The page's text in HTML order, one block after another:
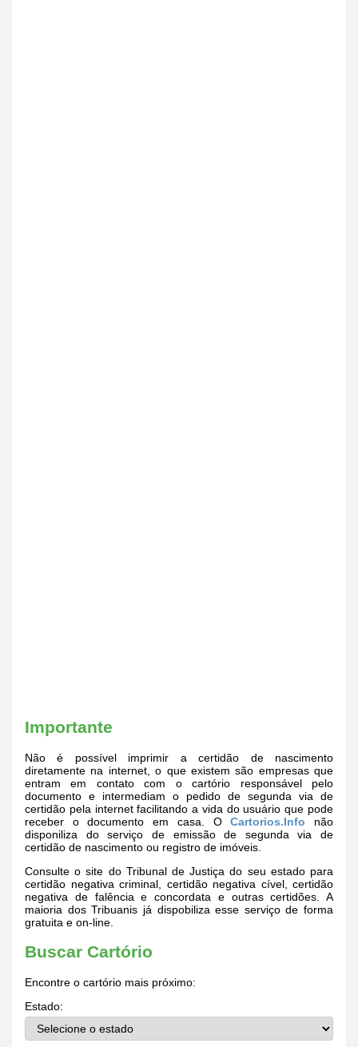
Importante
Não é possível imprimir a certidão de nascimento
diretamente na internet, o que existem são empresas que
entram em contato com o cartório responsável pelo
documento e intermediam o pedido de segunda via de
certidão pela internet facilitando a vida do usuário que pode
receber o documento em casa. OCartorios.Info não
disponiliza do serviço de emissão de segunda via de
certidão de nascimento ou registro de imóveis.
Consulte o site do Tribunal de Justiça do seu estado para
certidão negativa criminal, certidão negativa cível, certidão
negativa de falência e concordata e outras certidões. A
maioria dos Tribuanis já dispobiliza esse serviço de forma
gratuita e on-line.
Buscar Cartório
Encontre o cartório mais próximo:
Estado: